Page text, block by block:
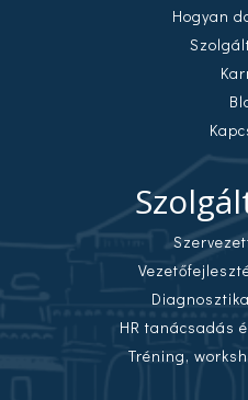
Hogyan
HR tanácsadás
Tréning,